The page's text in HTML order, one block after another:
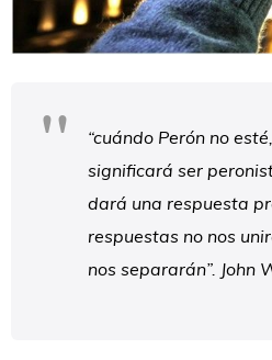
“cuándo Perón no
significará ser
dará una respuesta
respuestas no nos
nos separarán”. John